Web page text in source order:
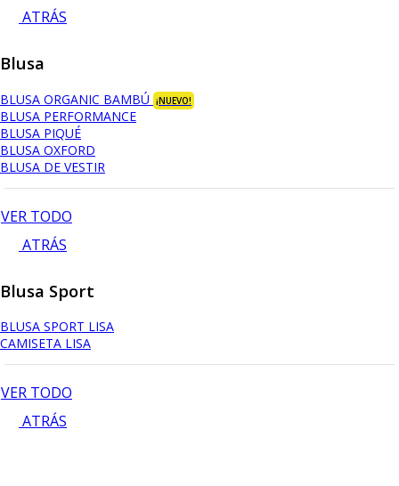
ATRÁS
Blusa
BLUSA ORGANIC BAMBÚ ¡NUEVO!
BLUSA PERFORMANCE
BLUSA PIQUÉ
BLUSA OXFORD
BLUSA DE VESTIR
VER TODO
ATRÁS
Blusa Sport
BLUSA SPORT LISA
CAMISETA LISA
VER TODO
ATRÁS